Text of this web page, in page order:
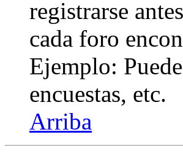
registrarse
cada foro
Ejemplo:
encuestas, etc.
Arriba